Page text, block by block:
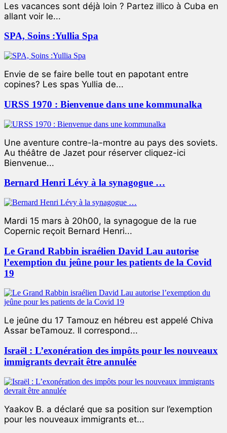
Les vacances sont déjà loin ? Partez illico à Cuba en
allant voir le...
SPA, Soins :Yullia Spa
Envie de se faire belle tout en papotant entre
copines? Les spas Yullia de...
URSS 1970 : Bienvenue dans une kommunalka
Une aventure contre-la-montre au pays des soviets.
Au théâtre de Jazet pour réserver cliquez-ici
Bienvenue...
Bernard Henri Lévy à la synagogue …
Mardi 15 mars à 20h00, la synagogue de la rue
Copernic reçoit Bernard Henri...
Le Grand Rabbin israélien David Lau autorise
l’exemption du jeûne pour les patients de la Covid
19
Le jeûne du 17 Tamouz en hébreu est appelé Chiva
Assar beTamouz. Il correspond...
Israël : L’exonération des impôts pour les nouveaux
immigrants devrait être annulée
Yaakov B. a déclaré que sa position sur l’exemption
pour les nouveaux immigrants et...